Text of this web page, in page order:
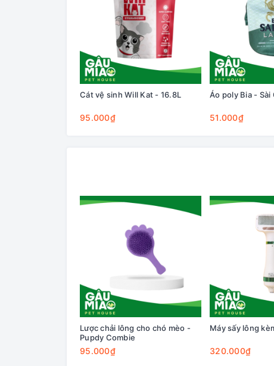
Cát vệ sinh Will Kat - 16.8L
95.000₫
Áo poly Bia - Sài
51.000₫
Lược chải lông cho chó mèo -
Pupdy Combie
95.000₫
Máy sấy lông
320.000₫